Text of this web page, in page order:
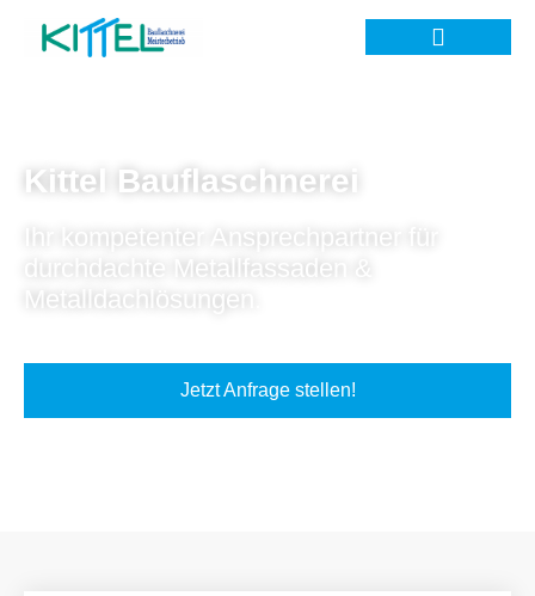
Kittel Bauflaschnerei
Ihr kompetenter Ansprechpartner für
durchdachte Metallfassaden &
Metalldachlösungen.
Jetzt Anfrage stellen!